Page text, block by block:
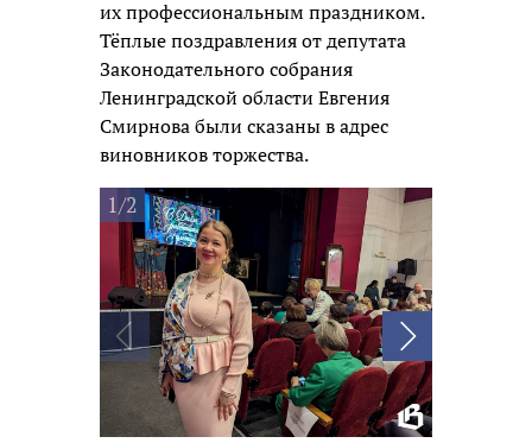
их профессиональным праздником.
Тёплые поздравления от депутата
Законодательного собрания
Ленинградской области Евгения
Смирнова были сказаны в адрес
виновников торжества.
1/2